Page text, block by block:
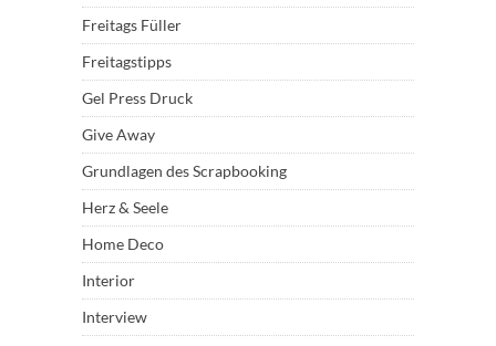
Freitags Füller
Freitagstipps
Gel Press Druck
Give Away
Grundlagen des Scrapbooking
Herz & Seele
Home Deco
Interior
Interview